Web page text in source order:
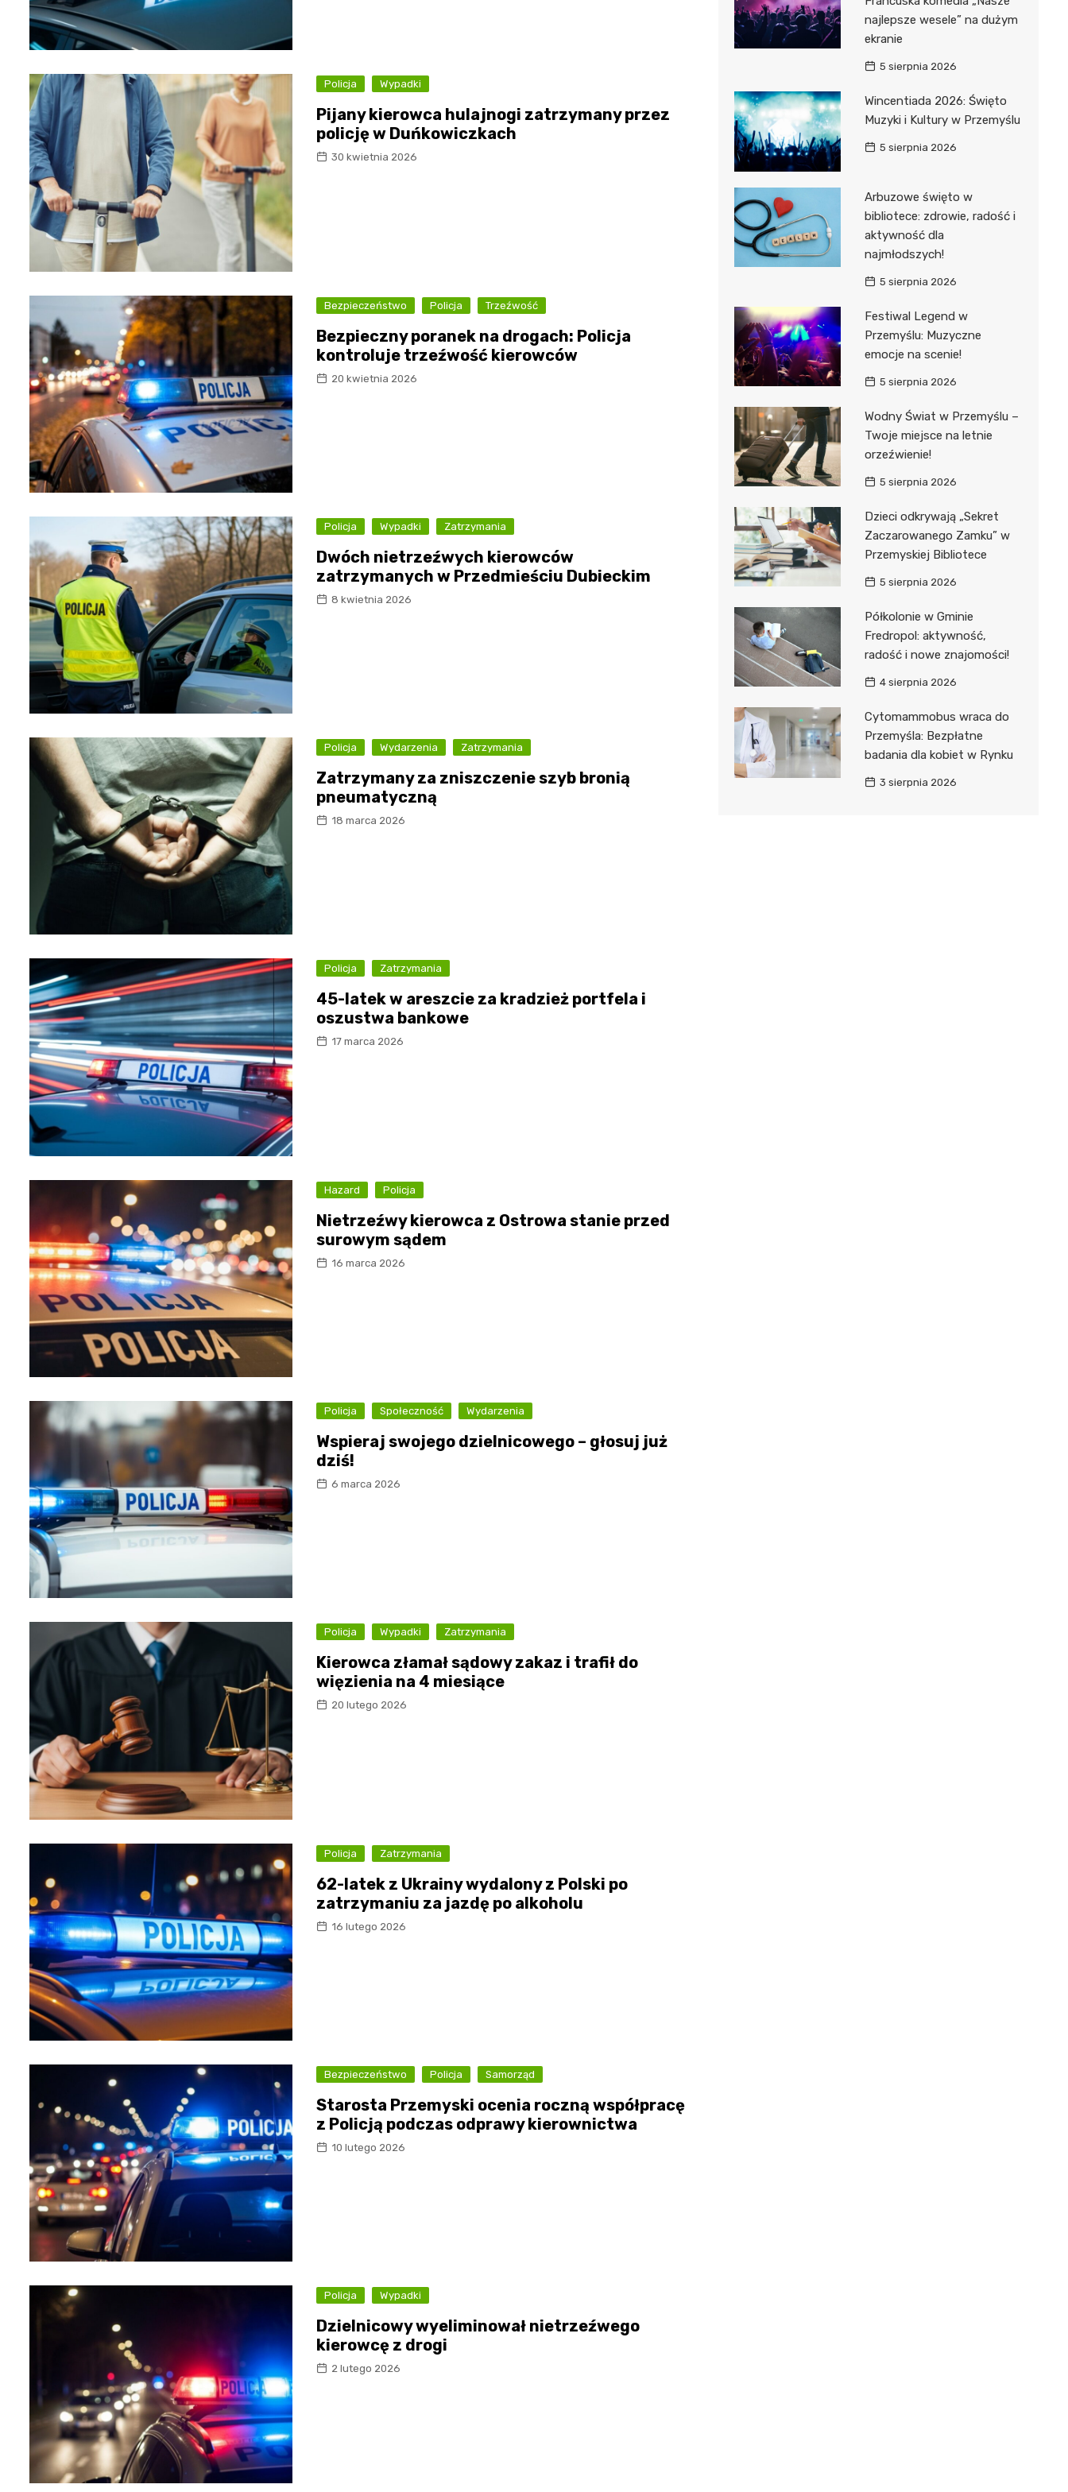
Przemyskie „misie” –
miejskie rzeźby
Policja Wypadki
Pijany kierowca hulajnogi zatrzymany przez
policję w Duńkowiczkach
30 kwietnia 2026
Bezpieczeństwo Policja Trzeźwość
Bezpieczny poranek na drogach: Policja
kontroluje trzeźwość kierowców
20 kwietnia 2026
Policja Wypadki Zatrzymania
Dwóch nietrzeźwych kierowców
zatrzymanych w Przedmieściu Dubieckim
8 kwietnia 2026
Policja Wydarzenia Zatrzymania
Zatrzymany za zniszczenie szyb bronią
pneumatyczną
18 marca 2026
Policja Zatrzymania
45-latek w areszcie za kradzież portfela i
oszustwa bankowe
17 marca 2026
Hazard Policja
Nietrzeźwy kierowca z Ostrowa stanie przed
surowym sądem
16 marca 2026
Policja Społeczność Wydarzenia
Wspieraj swojego dzielnicowego – głosuj już
dziś!
6 marca 2026
Policja Wypadki Zatrzymania
Kierowca złamał sądowy zakaz i trafił do
więzienia na 4 miesiące
20 lutego 2026
Policja Zatrzymania
62-latek z Ukrainy wydalony z Polski po
zatrzymaniu za jazdę po alkoholu
16 lutego 2026
Bezpieczeństwo Policja Samorząd
Starosta Przemyski ocenia roczną współpracę
z Policją podczas odprawy kierownictwa
10 lutego 2026
Policja Wypadki
Dzielnicowy wyeliminował nietrzeźwego
kierowcę z drogi
2 lutego 2026
najlepsze wesele” na dużym
ekranie
5 sierpnia 2026
Wincentiada 2026: Święto
Muzyki i Kultury w Przemyślu
5 sierpnia 2026
Arbuzowe święto w
bibliotece: zdrowie, radość i
aktywność dla
najmłodszych!
5 sierpnia 2026
Festiwal Legend w
Przemyślu: Muzyczne
emocje na scenie!
5 sierpnia 2026
Wodny Świat w Przemyślu –
Twoje miejsce na letnie
orzeźwienie!
5 sierpnia 2026
Dzieci odkrywają „Sekret
Zaczarowanego Zamku” w
Przemyskiej Bibliotece
5 sierpnia 2026
Półkolonie w Gminie
Fredropol: aktywność,
radość i nowe znajomości!
4 sierpnia 2026
Cytomammobus wraca do
Przemyśla: Bezpłatne
badania dla kobiet w Rynku
3 sierpnia 2026